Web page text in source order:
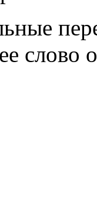
слово